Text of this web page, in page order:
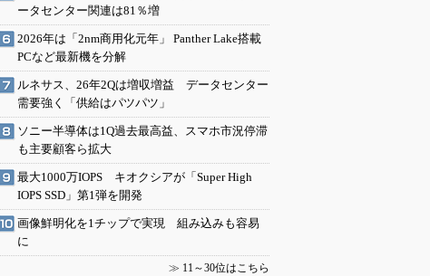
ータセンター関連は81％増
2026年は「2nm商用化元年」 Panther Lake搭載
PCなど最新機を分解
ルネサス、26年2Qは増収増益 データセンター
需要強く「供給はパツパツ」
ソニー半導体は1Q過去最高益、スマホ市況停滞
も主要顧客ら拡大
最大1000万IOPS キオクシアが「Super High
IOPS SSD」第1弾を開発
画像鮮明化を1チップで実現 組み込みも容易
に
≫ 11～30位はこちら